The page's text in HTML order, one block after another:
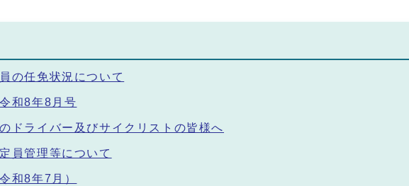
の任免状況について
和8年8月号
ドライバー及びサイクリストの皆様へ
員管理等について
和8年7月）